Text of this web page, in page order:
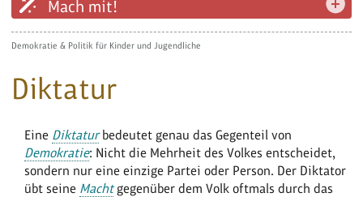
Mach mit!
Demokratie & Politik für Kinder und Jugendliche
Diktatur
Eine Diktaturbedeutet genau das Gegenteil von
Demokratie: Nicht die Mehrheit des Volkes entscheidet,
sondern nur eine einzige Partei oder Person. Der Diktator
übt seine Machtgegenüber dem Volk oftmals durch das